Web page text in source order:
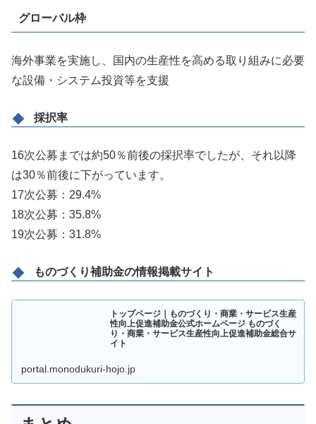
グローバル枠
海外事業を実施し、国内の生産性を高める取り組みに必要
な設備・システム投資等を支援
採択率
16次公募までは約50％前後の採択率でしたが、それ以降
は30％前後に下がっています。
17次公募：29.4%
18次公募：35.8%
19次公募：31.8%
ものづくり補助金の情報掲載サイト
トップページ｜ものづくり・商業・サービス生産
性向上促進補助金公式ホームページ ものづく
り・商業・サービス生産性向上促進補助金総合サ
イト
portal.monodukuri-hojo.jp